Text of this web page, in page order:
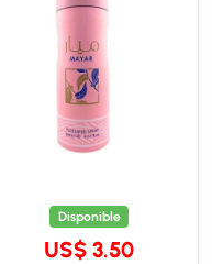
Disponible
US$ 3.50